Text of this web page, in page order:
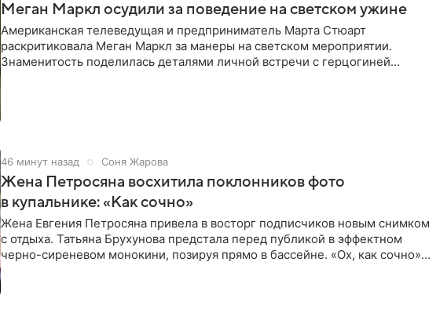
Меган Маркл осудили за поведение на светском ужине
Американская телеведущая и предприниматель Марта Стюарт
раскритиковала Меган Маркл за манеры на светском мероприятии.
Знаменитость поделилась деталями личной встречи с герцогиней
46 минут назад Соня Жарова
Жена Петросяна восхитила поклонников фото
в купальнике: «Как сочно»
Жена Евгения Петросяна привела в восторг подписчиков новым снимком
с отдыха. Татьяна Брухунова предстала перед публикой в эффектном
черно-сиреневом монокини, позируя прямо в бассейне. «Ох, как сочно»,